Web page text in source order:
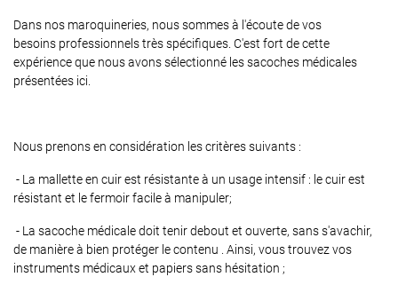
Dans nos maroquineries, nous sommes à l'écoute de vos
besoins professionnels très spécifiques. C'est fort de cette
expérience que nous avons sélectionné les sacoches médicales
présentées ici.
Nous prenons en considération les critères suivants :
- La mallette en cuir est résistante à un usage intensif : le cuir est
résistant et le fermoir facile à manipuler;
- La sacoche médicale doit tenir debout et ouverte, sans s'avachir,
de manière à bien protéger le contenu . Ainsi, vous trouvez vos
instruments médicaux et papiers sans hésitation ;